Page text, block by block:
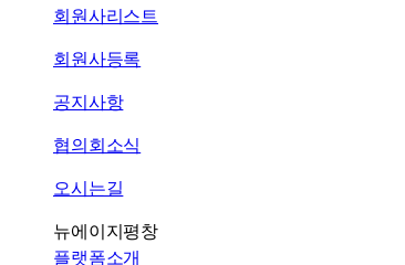
회원사리스트
회원사등록
공지사항
협의회소식
오시는길
뉴에이지평창
플랫폼소개